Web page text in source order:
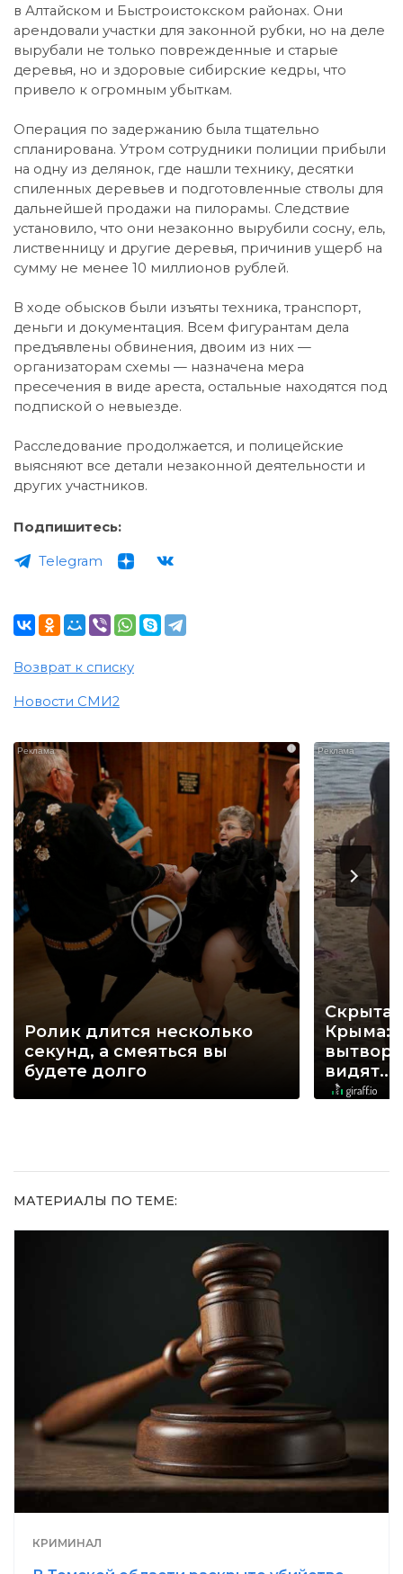
в Алтайском и Быстроистокском районах. Они
арендовали участки для законной рубки, но на деле
вырубали не только поврежденные и старые
деревья, но и здоровые сибирские кедры, что
привело к огромным убыткам.
Операция по задержанию была тщательно
спланирована. Утром сотрудники полиции прибыли
на одну из делянок, где нашли технику, десятки
спиленных деревьев и подготовленные стволы для
дальнейшей продажи на пилорамы. Следствие
установило, что они незаконно вырубили сосну, ель,
лиственницу и другие деревья, причинив ущерб на
сумму не менее 10 миллионов рублей.
В ходе обысков были изъяты техника, транспорт,
деньги и документация. Всем фигурантам дела
предъявлены обвинения, двоим из них —
организаторам схемы — назначена мера
пресечения в виде ареста, остальные находятся под
подпиской о невыезде.
Расследование продолжается, и полицейские
выясняют все детали незаконной деятельности и
других участников.
Подпишитесь:
Telegram
Возврат к списку
Новости СМИ2
i
Ролик длится несколько
секунд, а смеяться вы
будете долго
Крыма:
видят...
МАТЕРИАЛЫ ПО ТЕМЕ:
КРИМИНАЛ